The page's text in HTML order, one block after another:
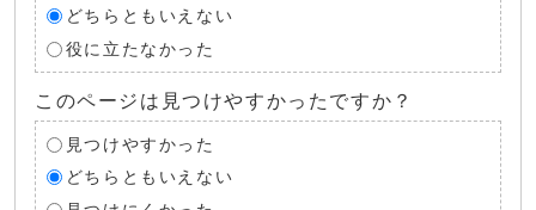
どちらともいえない
役に立たなかった
このページは見つけやすかったですか？
見つけやすかった
どちらともいえない